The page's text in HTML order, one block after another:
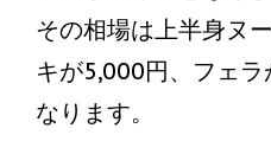
その相場は上半身ヌ
キが5,000円、フェ
なります。